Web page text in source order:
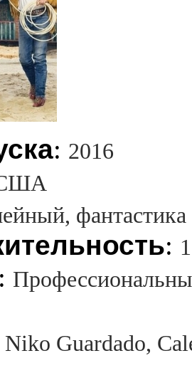
: 2016
фантастика
:
:
Niko Guardado,